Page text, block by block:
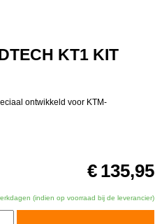
KT1 KIT
ontwikkeld voor KTM-
€ 135,95
(indien op voorraad bij de leverancier)